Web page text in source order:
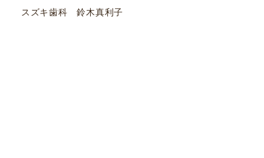
スズキ歯科 鈴木真利子